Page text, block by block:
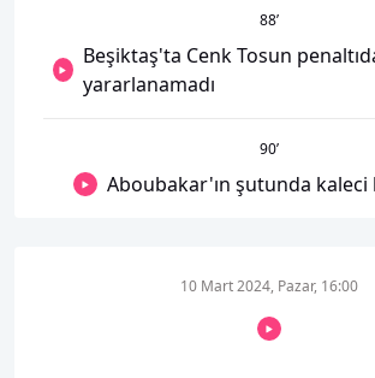
88’
Beşiktaş'ta Cenk Tosun
yararlanamadı
90’
Aboubakar'ın şutunda kaleci
10 Mart 2024, Pazar, 16:00